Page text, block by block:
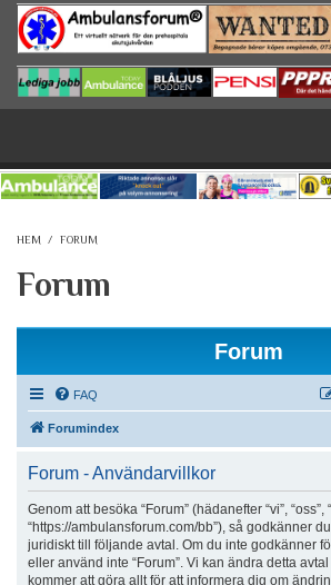
Hoppa till huvudinnehåll
HEM / FORUM
Forum